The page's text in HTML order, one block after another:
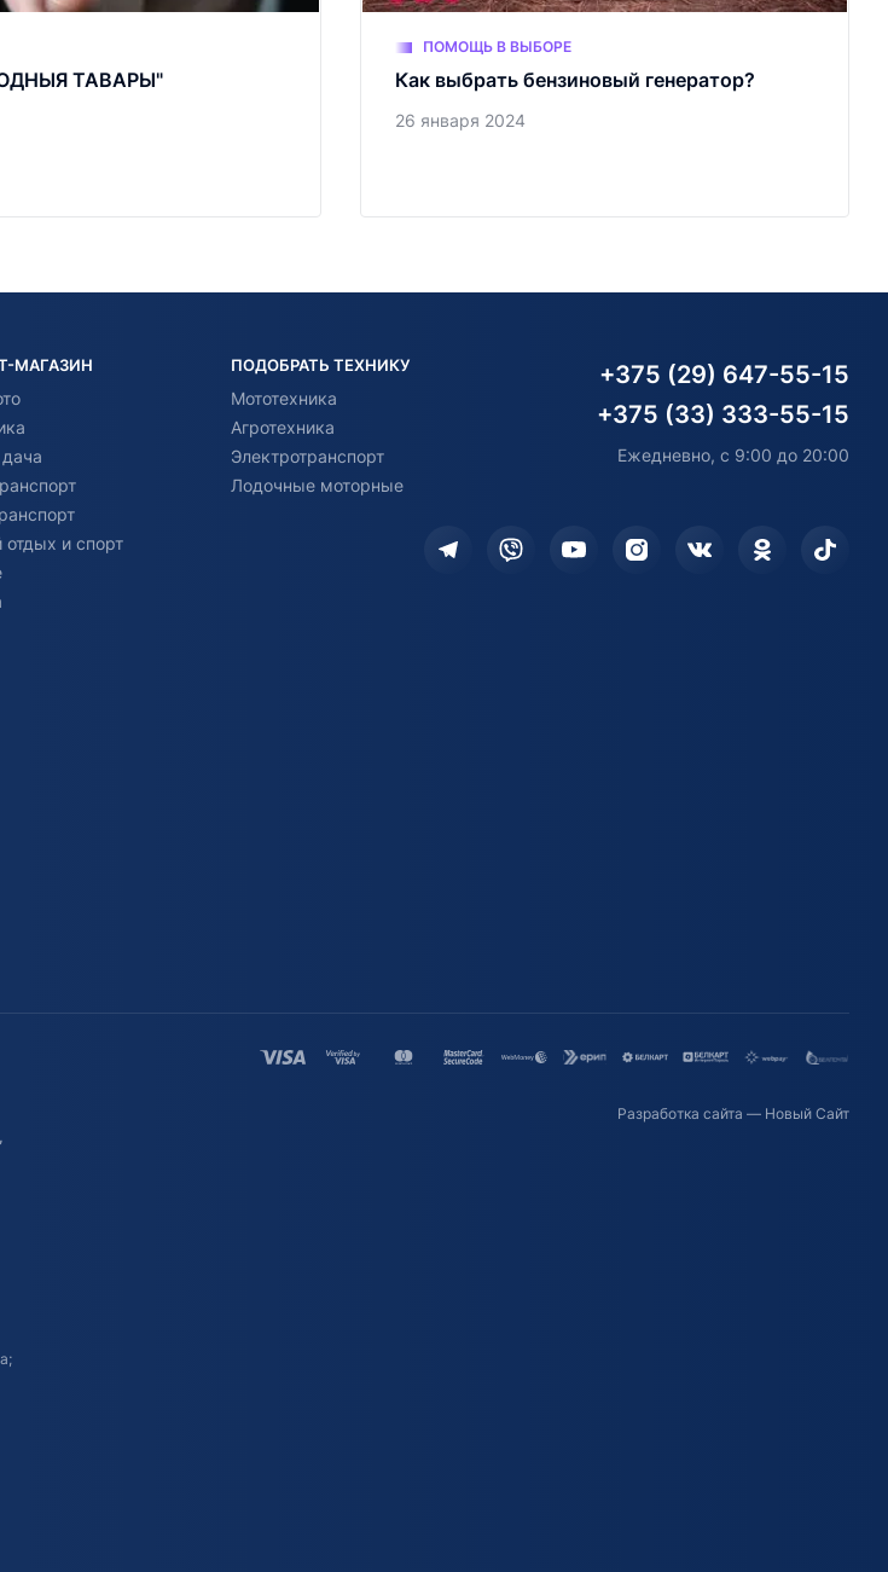
ТАВАРЫ"
ПОМОЩЬ В ВЫБОРЕ
Как выбрать бензиновый генератор?
26 января 2024
МАГАЗИН
отдых и спорт
ПОДОБРАТЬ ТЕХНИКУ
Мототехника
Агротехника
Электротранспорт
Лодочные моторные
+375 (29) 647-55-15
+375 (33) 333-55-15
Ежедневно, с 9:00 до 20:00
Разработка сайта — Новый Сайт